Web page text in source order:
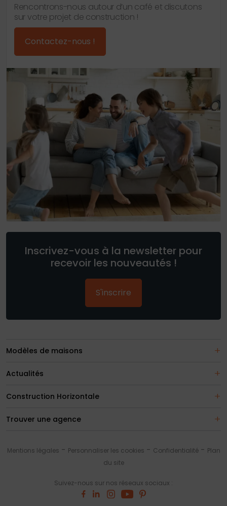
Rencontrons-nous autour d’un café et discutons
sur votre projet de construction !
Contactez-nous !
Inscrivez-vous à la newsletter pour
recevoir les nouveautés !
S'inscrire
Modèles de maisons
Actualités
Construction Horizontale
Trouver une agence
Suivez-nous sur nos réseaux sociaux :
Mentions légales Personnaliser les cookies Confidentialité
Plan
du site